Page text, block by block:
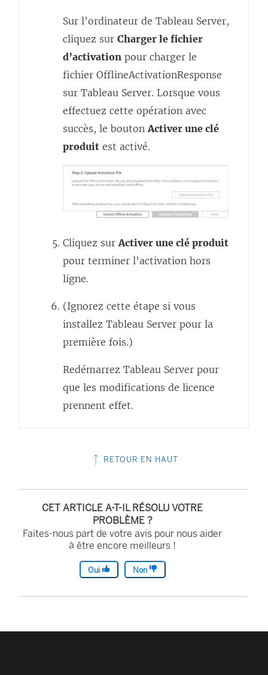
e
f
e
n
ê
t
r
Sur l’ordinateur de Tableau Server,
cliquez sur Charger le fichier
d’activation pour charger le
fichier OfflineActivationResponse
sur Tableau Server. Lorsque vous
effectuez cette opération avec
succès, le bouton Activer une clé
produit est activé.
Cliquez sur Activer une clé produit
pour terminer l’activation hors
ligne.
(Ignorez cette étape si vous
installez Tableau Server pour la
première fois.)
Redémarrez Tableau Server pour
que les modifications de licence
prennent effet.
RETOUR EN HAUT
CET ARTICLE A-T-IL RÉSOLU VOTRE
PROBLÈME ?
Faites-nous part de votre avis pour nous aider
à être encore meilleurs !
Oui Non